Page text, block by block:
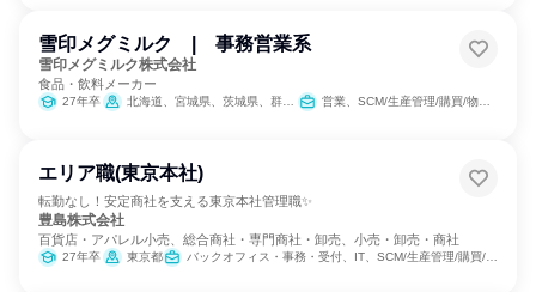
雪印メグミルク | 事務営業系
雪印メグミルク株式会社
食品・飲料メーカー
27年卒 北海道、宮城県、茨城県、群馬県、埼玉県、千葉県、東京都、神奈川県、石川県、静岡県、愛知県、京都府、大阪府、岡山県、広島県、福岡県、沖縄県 営業、SCM/生産管理/購買/物流、総務、IT
エリア職(東京本社)
転勤なし！安定商社を支える東京本社管理職✨
豊島株式会社
百貨店・アパレル小売、総合商社・専門商社・卸売、小売・卸売・商社
27年卒 東京都 バックオフィス・事務・受付、IT、SCM/生産管理/購買/物流、経理/税務/財務、人事、総務